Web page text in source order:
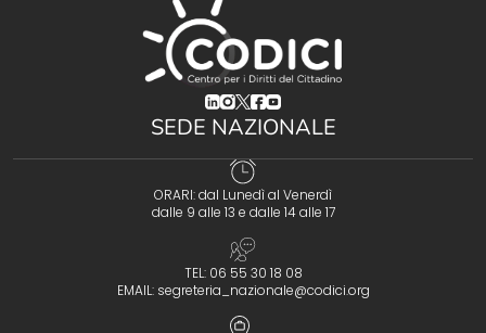
(opens in a new tab)
(opens in a new tab)
(opens in a new tab)
(opens in a new tab)
(opens in a new tab)
SEDE NAZIONALE
ORARI: dal Lunedì al Venerdì
dalle 9 alle 13 e dalle 14 alle 17
TEL: 06 55 30 18 08
EMAIL: segreteria_nazionale@codici.org